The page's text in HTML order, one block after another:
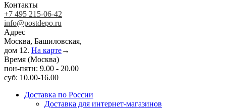
Контакты
+7 495 215-06-42
info@postdepo.ru
Адрес
Москва, Башиловская,
дом 12. На карте→
Время (Москва)
пон-пятн: 9.00 - 20.00
суб: 10.00-16.00
Доставка по России
Доставка для интернет-магазинов